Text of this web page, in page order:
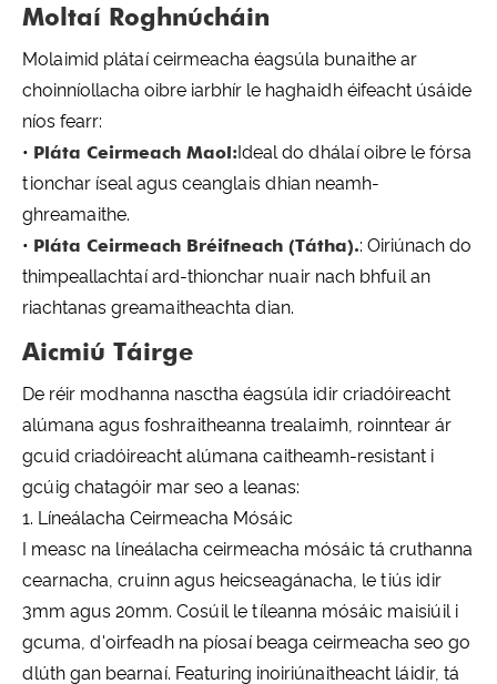
Moltaí Roghnúcháin
Molaimid plátaí ceirmeacha éagsúla bunaithe ar
choinníollacha oibre iarbhír le haghaidh éifeacht úsáide
níos fearr:
• Pláta Ceirmeach Maol:Ideal do dhálaí oibre le fórsa
tionchar íseal agus ceanglais dhian neamh-
ghreamaithe.
• Pláta Ceirmeach Bréifneach (Tátha).: Oiriúnach do
thimpeallachtaí ard-thionchar nuair nach bhfuil an
riachtanas greamaitheachta dian.
Aicmiú Táirge
De réir modhanna nasctha éagsúla idir criadóireacht
alúmana agus foshraitheanna trealaimh, roinntear ár
gcuid criadóireacht alúmana caitheamh-resistant i
gcúig chatagóir mar seo a leanas:
1. Líneálacha Ceirmeacha Mósáic
I measc na líneálacha ceirmeacha mósáic tá cruthanna
cearnacha, cruinn agus heicseagánacha, le tiús idir
3mm agus 20mm. Cosúil le tíleanna mósáic maisiúil i
gcuma, d'oirfeadh na píosaí beaga ceirmeacha seo go
dlúth gan bearnaí. Featuring inoiriúnaitheacht láidir, tá